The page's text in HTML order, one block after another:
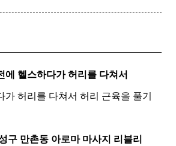
에 헬스하다가 허리를 다쳐서
가 허리를 다쳐서 허리 근육을 풀기
구 만촌동 아로마 마사지 리블리